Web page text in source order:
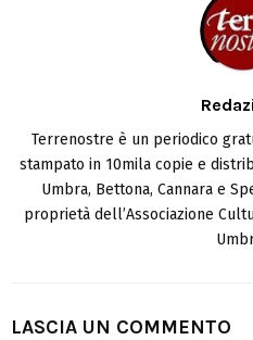
Terrenostre è un periodico
stampato in 10mila copie e
Umbra, Bettona, Cannara e
proprietà dell’Associazione
LASCIA UN COMMENTO